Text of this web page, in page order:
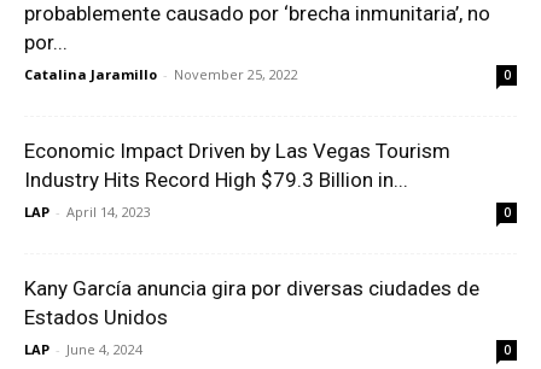
probablemente causado por ‘brecha inmunitaria’, no
por...
Catalina Jaramillo - November 25, 2022 0
Economic Impact Driven by Las Vegas Tourism
Industry Hits Record High $79.3 Billion in...
LAP - April 14, 2023 0
Kany García anuncia gira por diversas ciudades de
Estados Unidos
LAP - June 4, 2024 0